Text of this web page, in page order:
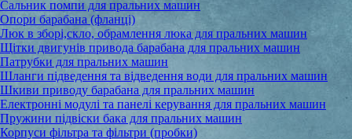
Сальник помпи для пральних машин
Опори барабана (фланці)
Люк в зборі,скло, обрамлення люка для пральних машин
Щітки двигунів привода барабана для пральних машин
Патрубки для пральних машин
Шланги підведення та відведення води для пральних машин
Шкиви приводу барабана для пральних машин
Електронні модулі та панелі керування для пральних машин
Пружини підвіски бака для пральних машин
Корпуси фільтра та фільтри (пробки)